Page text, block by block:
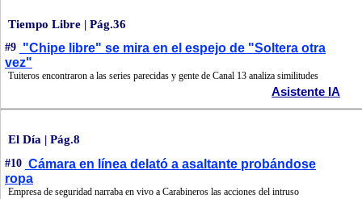
Tiempo Libre | Pág.36
#9 "Chipe libre" se mira en el espejo de "Soltera otra
vez"
Tuiteros encontraron a las series parecidas y gente de Canal 13 analiza similitudes
Asistente IA
El Día | Pág.8
#10 Cámara en línea delató a asaltante probándose
ropa
Empresa de seguridad narraba en vivo a Carabineros las acciones del intruso